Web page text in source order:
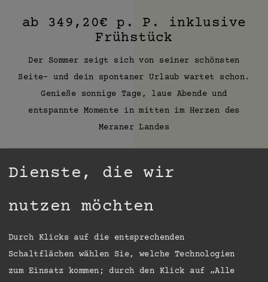
ab 349,20€ p. P. inklusive
Frühstück
Der Sommer zeigt sich von seiner schönsten
Seite- und dein spontaner Urlaub wartet schon.
Genieße sonnige Tage, laue Abende und
entspannte Momente in mitten im Herzen des
Meraner Landes
Jetzt Last- minute buchen und den August in
Ab 349,20€ p. P. inklusive Frühstück
Dienste, die wir
nutzen möchten
Durch Klicks auf die entsprechenden
Schaltflächen wählen Sie, welche Technologien
zum Einsatz kommen; durch den Klick auf „Alle